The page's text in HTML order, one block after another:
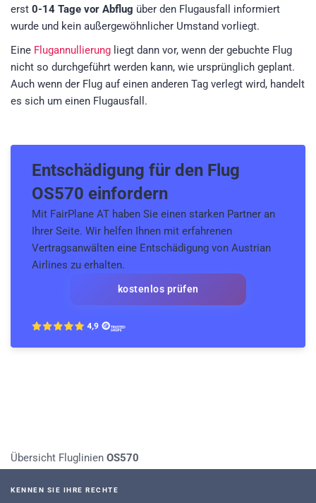
erst 0-14 Tage vor Abflug über den Flugausfall informiert
wurde und kein außergewöhnlicher Umstand vorliegt.
Eine Flugannullierung liegt dann vor, wenn der gebuchte Flug
nicht so durchgeführt werden kann, wie ursprünglich geplant.
Auch wenn der Flug auf einen anderen Tag verlegt wird, handelt
es sich um einen Flugausfall.
Entschädigung für den Flug
OS570 einfordern
Mit FairPlane AT haben Sie einen starken Partner an
Ihrer Seite. Wir helfen Ihnen mit erfahrenen
Vertragsanwälten eine Entschädigung von Austrian
Airlines zu erhalten.
kostenlos prüfen
Übersicht Fluglinien OS570
KENNEN SIE IHRE RECHTE